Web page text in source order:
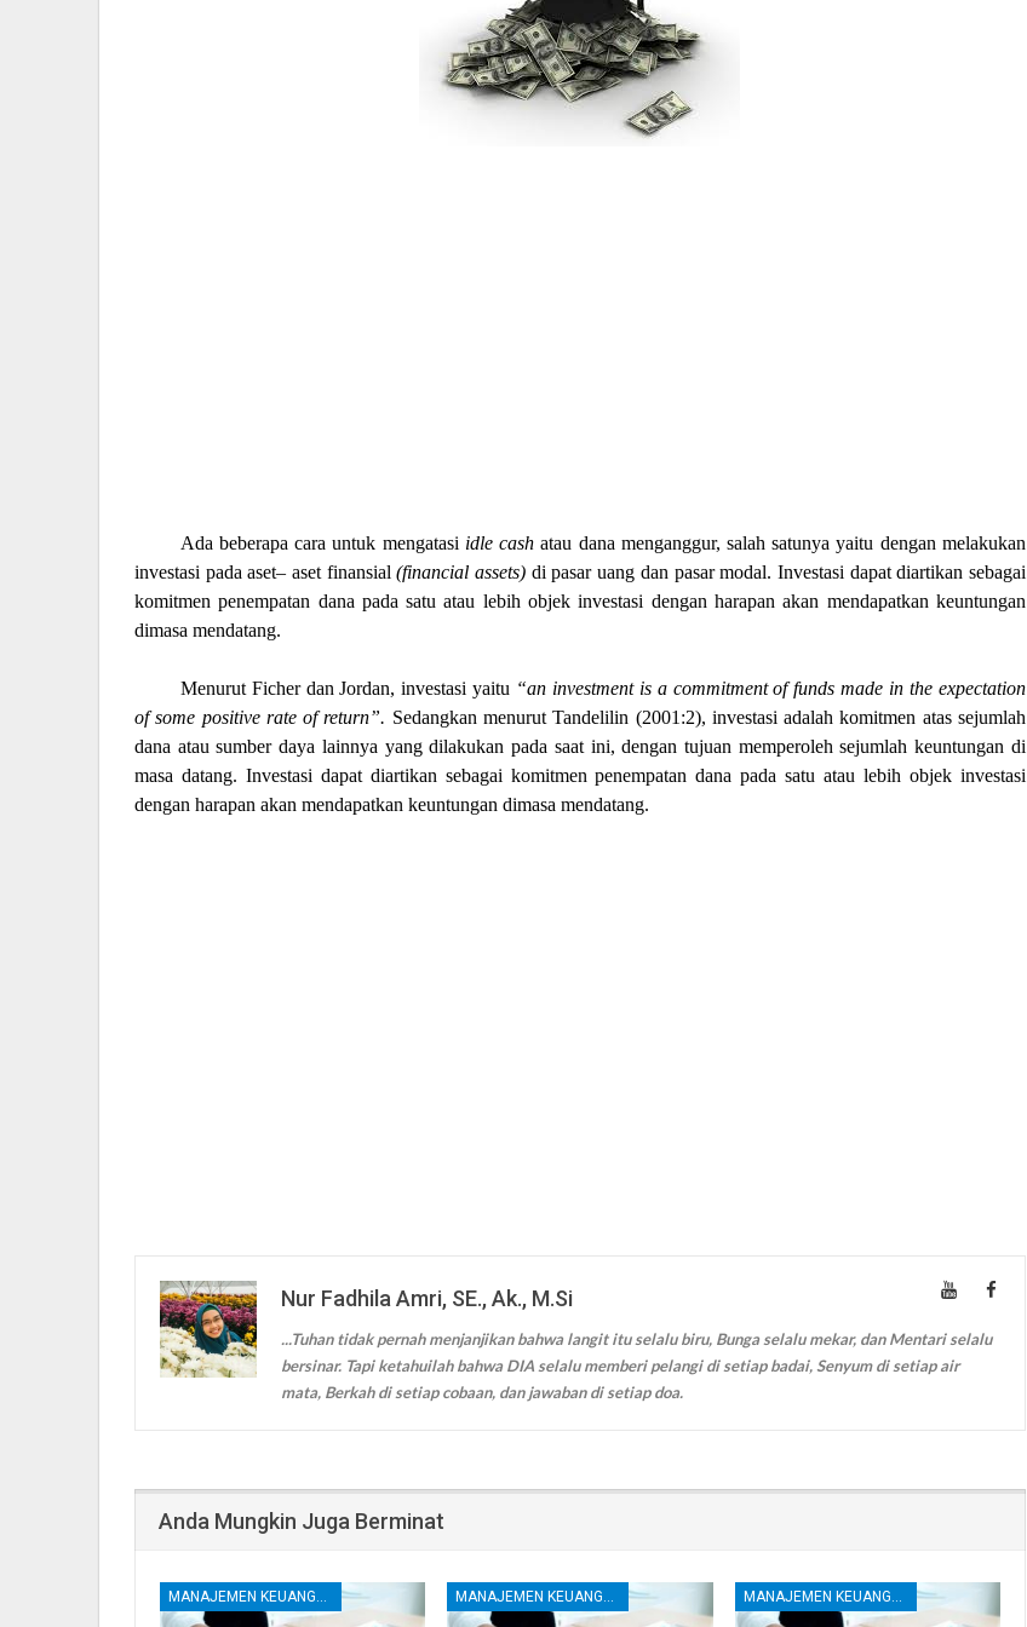
Ada beberapa cara untuk mengatasi idle cash atau dana menganggur, salah satunya yaitu dengan melakukan
investasi pada aset– aset finansial(financial assets) di pasar uang dan pasar modal. Investasi dapat diartikan sebagai
komitmen penempatan dana pada satu atau lebih objek investasi dengan harapan akan mendapatkan keuntungan
dimasa mendatang.
Menurut Ficher dan Jordan, investasi yaitu “an investment is a commitment of funds made in the expectation
of some positive rate of return”. Sedangkan menurut Tandelilin (2001:2), investasi adalahkomitmen atas sejumlah
dana atau sumber daya lainnya yang dilakukan pada saat ini, dengan tujuan memperoleh sejumlah keuntungan di
masa datang. Investasi dapat diartikan sebagai komitmen penempatan dana pada satu atau lebih objek investasi
dengan harapan akan mendapatkan keuntungan dimasa mendatang.
Nur Fadhila Amri, SE., Ak., M.Si
...Tuhan tidak pernah menjanjikan bahwa langit itu selalu biru, Bunga selalu mekar, dan Mentari selalu
bersinar. Tapi ketahuilah bahwa DIA selalu memberi pelangi di setiap badai, Senyum di setiap air
mata, Berkah di setiap cobaan, dan jawaban di setiap doa.
Anda Mungkin Juga Berminat
MANAJEMEN KEUANGAN MANAJEMEN KEUANGAN MANAJEMEN KEUANGAN